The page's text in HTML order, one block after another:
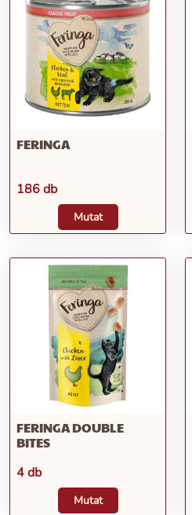
FERINGA
186 db
Mutat
FERINGA DOUBLE
BITES
4 db
Mutat